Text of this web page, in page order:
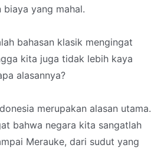
biaya yang mahal.
bahasan klasik mengingat
kita juga tidak lebih kaya
alasannya?
merupakan alasan utama.
bahwa negara kita sangatlah
Merauke, dari sudut yang